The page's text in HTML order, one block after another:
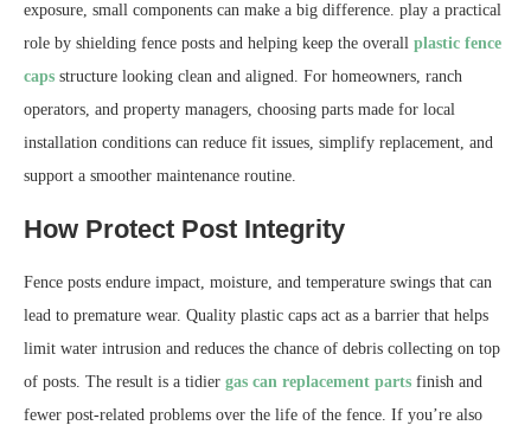
exposure, small components can make a big difference. play a practical
role by shielding fence posts and helping keep the overall plastic fence
caps structure looking clean and aligned. For homeowners, ranch
operators, and property managers, choosing parts made for local
installation conditions can reduce fit issues, simplify replacement, and
support a smoother maintenance routine.
How Protect Post Integrity
Fence posts endure impact, moisture, and temperature swings that can
lead to premature wear. Quality plastic caps act as a barrier that helps
limit water intrusion and reduces the chance of debris collecting on top
of posts. The result is a tidier gas can replacement parts finish and
fewer post-related problems over the life of the fence. If you’re also